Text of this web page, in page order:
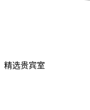
精选贵宾室